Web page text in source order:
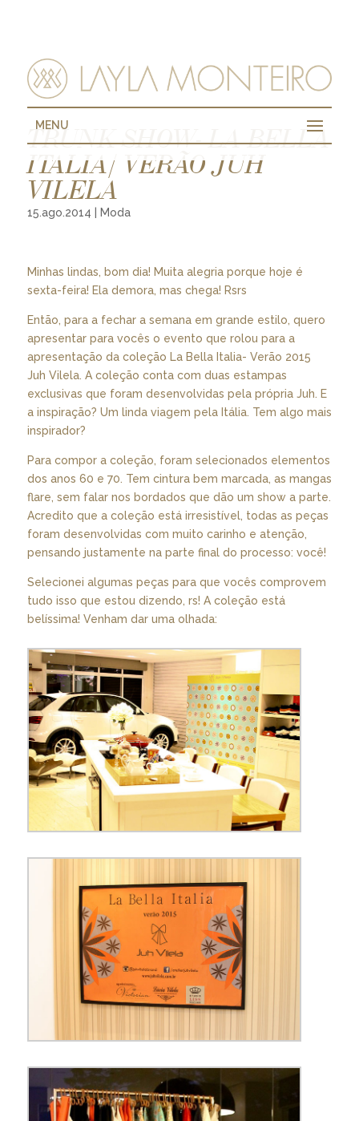
MENU
TRUNK SHOW- LA BELLA
ITALIA/ VERÃO JUH
VILELA
15.ago.2014 Moda
Minhas lindas, bom dia! Muita alegria porque hoje é
sexta-feira! Ela demora, mas chega! Rsrs
Então, para a fechar a semana em grande estilo, quero
apresentar para vocês o evento que rolou para a
apresentação da coleção La Bella Italia- Verão 2015
Juh Vilela. A coleção conta com duas estampas
exclusivas que foram desenvolvidas pela própria Juh. E
a inspiração? Um linda viagem pela Itália. Tem algo mais
inspirador?
Para compor a coleção, foram selecionados elementos
dos anos 60 e 70. Tem cintura bem marcada, as mangas
flare, sem falar nos bordados que dão um show a parte.
Acredito que a coleção está irresistível, todas as peças
foram desenvolvidas com muito carinho e atenção,
pensando justamente na parte final do processo: você!
Selecionei algumas peças para que vocês comprovem
tudo isso que estou dizendo, rs! A coleção está
belíssima! Venham dar uma olhada: